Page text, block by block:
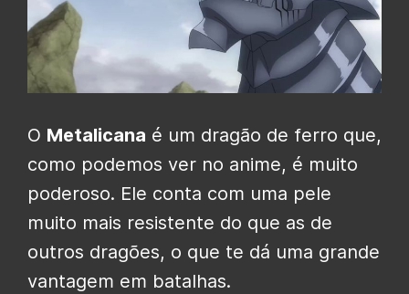
O Metalicana é um dragão de ferro que,
como podemos ver no anime, é muito
poderoso. Ele conta com uma pele
muito mais resistente do que as de
outros dragões, o que te dá uma grande
vantagem em batalhas.